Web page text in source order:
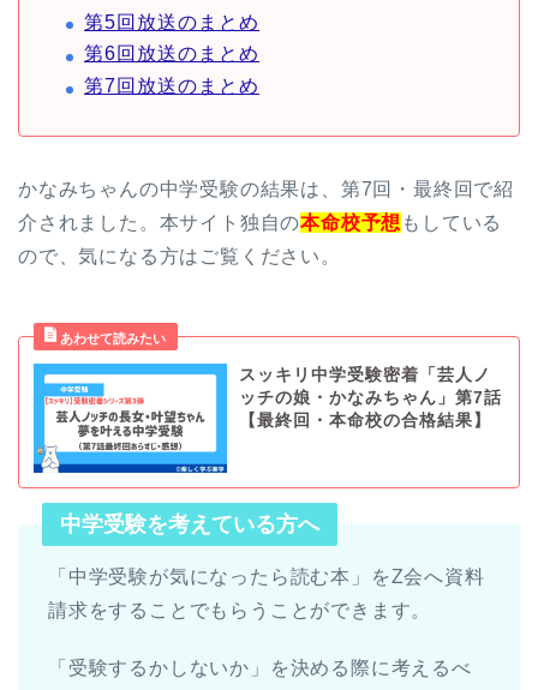
第5回放送のまとめ
第6回放送のまとめ
第7回放送のまとめ
かなみちゃんの中学受験の結果は、第7回・最終回で紹
介されました。本サイト独自の本命校予想 もしている
ので、気になる方はご覧ください。
スッキリ中学受験密着「芸人ノ
ッチの娘・かなみちゃん」第7話
【最終回・本命校の合格結果】
中学受験を考えている方へ
「中学受験が気になったら読む本」をZ会へ資料
請求をすることでもらうことができます。
「受験するかしないか」を決める際に考えるべ